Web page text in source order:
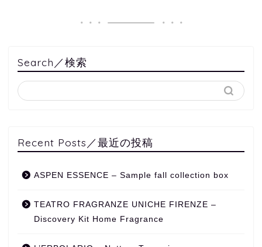
Search／検索
Recent Posts／最近の投稿
ASPEN ESSENCE – Sample fall collection box
TEATRO FRAGRANZE UNICHE FIRENZE –
Discovery Kit Home Fragrance